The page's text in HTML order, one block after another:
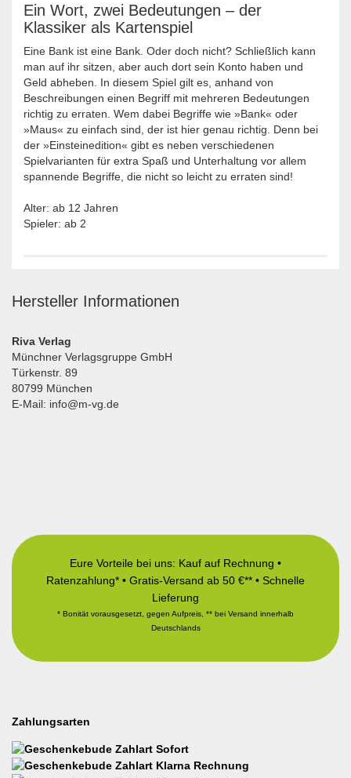
Ein Wort, zwei Bedeutungen – der
Klassiker als Kartenspiel
Eine Bank ist eine Bank. Oder doch nicht? Schließlich kann
man auf ihr sitzen, aber auch dort sein Konto haben und
Geld abheben. In diesem Spiel gilt es, anhand von
Beschreibungen einen Begriff mit mehreren Bedeutungen
richtig zu erraten. Wem dabei Begriffe wie »Bank« oder
»Maus« zu einfach sind, der ist hier genau richtig. Denn bei
der »Einsteinedition« gibt es neben verschiedenen
Spielvarianten für extra Spaß und Unterhaltung vor allem
spannende Begriffe, die nicht so leicht zu erraten sind!
Alter: ab 12 Jahren
Spieler: ab 2
Hersteller Informationen
Riva Verlag
Münchner Verlagsgruppe GmbH
Türkenstr. 89
80799 München
E-Mail: info@m-vg.de
Eure Vorteile bei uns: Kauf auf Rechnung •
Ratenzahlung* • Gratis-Versand ab 50 €** • Schnelle
Lieferung
* Bonität vorausgesetzt, gegen Aufpreis, ** bei Versand innerhalb
Deutschlands
Zahlungsarten